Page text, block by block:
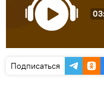
Подписаться